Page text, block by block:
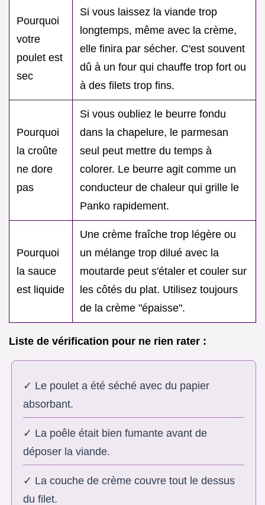
Pourquoi
votre
poulet est
sec
Si vous laissez la viande trop
longtemps, même avec la crème,
elle finira par sécher. C'est souvent
dû à un four qui chauffe trop fort ou
à des filets trop fins.
Pourquoi
la croûte
ne dore
pas
Si vous oubliez le beurre fondu
dans la chapelure, le parmesan
seul peut mettre du temps à
colorer. Le beurre agit comme un
conducteur de chaleur qui grille le
Panko rapidement.
Pourquoi
la sauce
est liquide
Une crème fraîche trop légère ou
un mélange trop dilué avec la
moutarde peut s'étaler et couler sur
les côtés du plat. Utilisez toujours
de la crème "épaisse".
Liste de vérification pour ne rien rater :
✓ Le poulet a été séché avec du papier
absorbant.
✓ La poêle était bien fumante avant de
déposer la viande.
✓ La couche de crème couvre tout le dessus
du filet.